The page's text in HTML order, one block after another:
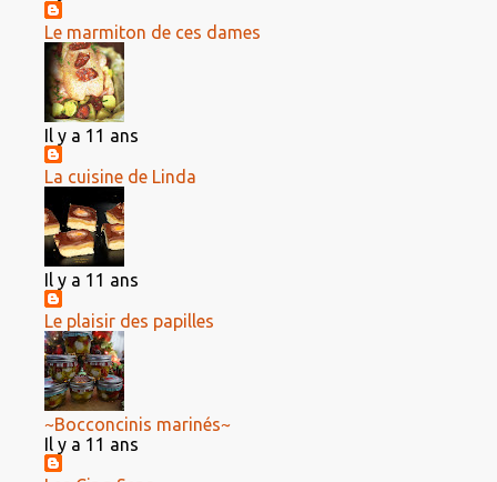
Le marmiton de ces dames
Il y a 11 ans
La cuisine de Linda
Il y a 11 ans
Le plaisir des papilles
~Bocconcinis marinés~
Il y a 11 ans